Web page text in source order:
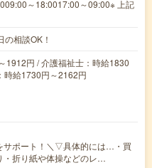
～18:0017:00～09:00※ 上記
相談OK！
1912円 / 介護福祉士：時給1830
時給1730円～2162円
サポート！＼▽具体的には…・買
・折り紙や体操などのレ…